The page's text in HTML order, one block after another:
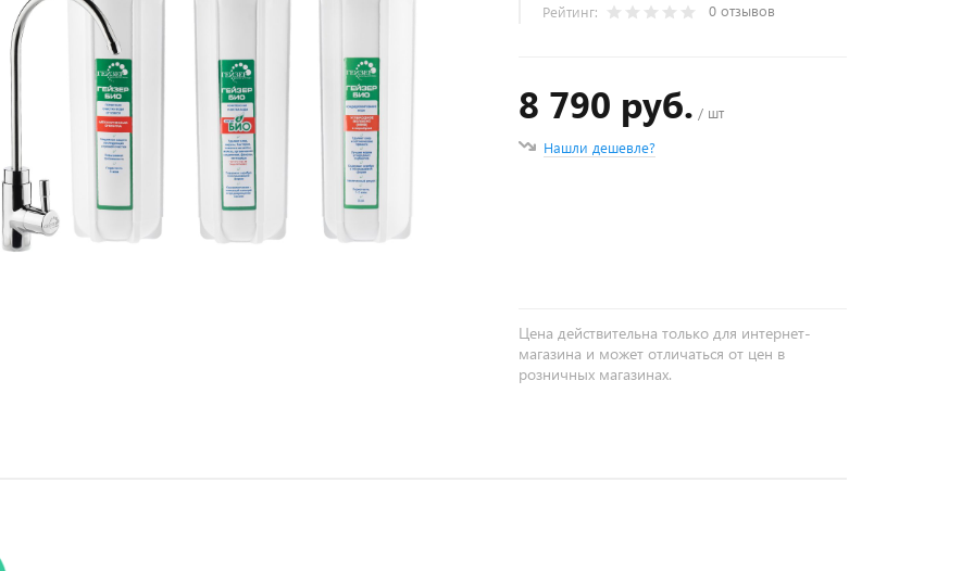
Рейтинг: 0 отзывов
8 790 руб. / шт
Нашли дешевле?
Цена действительна только для интернет-
магазина и может отличаться от цен в
розничных магазинах.